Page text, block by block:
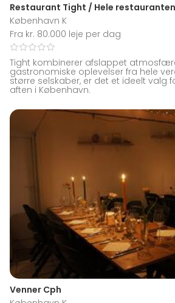
Restaurant Tight / Hele restauranten
København K
Fra kr. 80.000 leje per dag
Tight kombinerer afslappet
gastronomiske oplevelser fra hele
større selskaber, er det et ideelt valg
aften i København.
Venner Cph